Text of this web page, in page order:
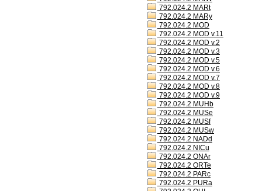
792.024.2 MARt
792.024.2 MARy
792.024.2 MOD
792.024.2 MOD v.11
792.024.2 MOD v.2
792.024.2 MOD v.3
792.024.2 MOD v.5
792.024.2 MOD v.6
792.024.2 MOD v.7
792.024.2 MOD v.8
792.024.2 MOD v.9
792.024.2 MUHb
792.024.2 MUSe
792.024.2 MUSf
792.024.2 MUSw
792.024.2 NADd
792.024.2 NICu
792.024.2 ONAr
792.024.2 ORTe
792.024.2 PARc
792.024.2 PURa